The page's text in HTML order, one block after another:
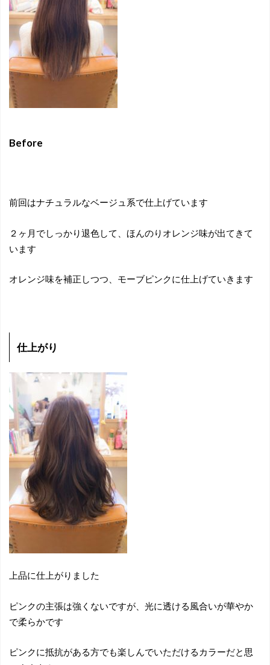
Before
前回はナチュラルなベージュ系で仕上げています
２ヶ月でしっかり退色して、ほんのりオレンジ味が出てきて
います
オレンジ味を補正しつつ、モーブピンクに仕上げていきます
仕上がり
上品に仕上がりました
ピンクの主張は強くないですが、光に透ける風合いが華やか
で柔らかです
ピンクに抵抗がある方でも楽しんでいただけるカラーだと思